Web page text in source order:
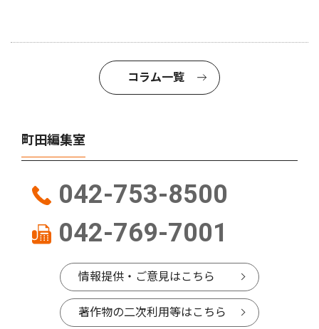
コラム一覧
町田編集室
042-753-8500
042-769-7001
情報提供・ご意見はこちら
著作物の二次利用等はこちら